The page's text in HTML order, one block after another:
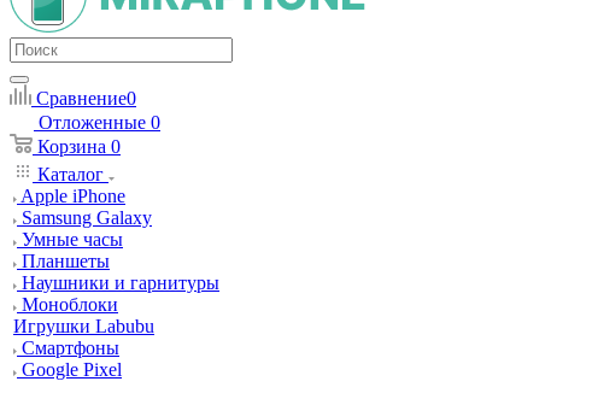
Сравнение0
Отложенные 0
Корзина 0
Каталог
Apple iPhone
Samsung Galaxy
Умные часы
Планшеты
Наушники и гарнитуры
Моноблоки
Игрушки Labubu
Смартфоны
Google Pixel